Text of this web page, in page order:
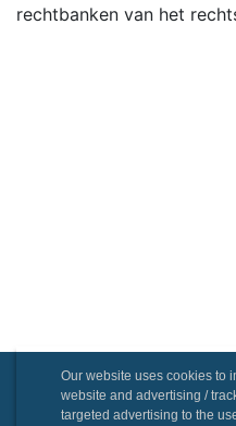
rechtbanken van het
Our website uses cookies to
website and advertising /
targeted advertising to the